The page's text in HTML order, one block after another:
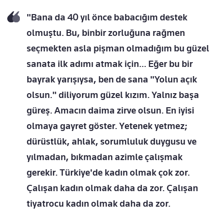
"Bana da 40 yıl önce babacığım destek
olmuştu. Bu, binbir zorluğuna rağmen
seçmekten asla pişman olmadığım bu güzel
sanata ilk adımı atmak için... Eğer bu bir
bayrak yarışıysa, ben de sana "Yolun açık
olsun." diliyorum güzel kızım. Yalnız başa
güreş. Amacın daima zirve olsun. En iyisi
olmaya gayret göster. Yetenek yetmez;
dürüstlük, ahlak, sorumluluk duygusu ve
yılmadan, bıkmadan azimle çalışmak
gerekir. Türkiye'de kadın olmak çok zor.
Çalışan kadın olmak daha da zor. Çalışan
tiyatrocu kadın olmak daha da zor.